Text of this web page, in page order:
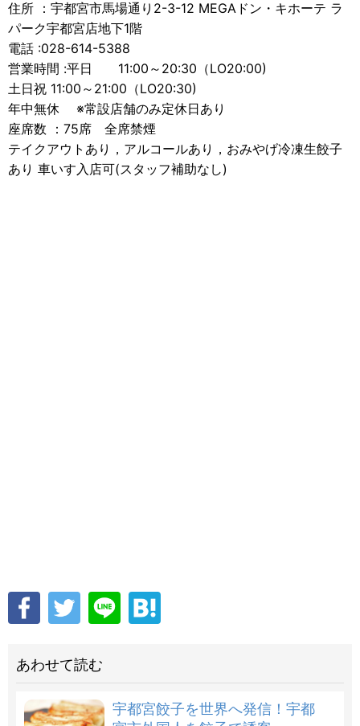
住所 ：宇都宮市馬場通り2-3-12 MEGAドン・キホーテ ラ
パーク宇都宮店地下1階
電話 :028-614-5388
営業時間 :平日 11:00～20:30（LO20:00)
土日祝 11:00～21:00（LO20:30)
年中無休 ※常設店舗のみ定休日あり
座席数 ：75席 全席禁煙
テイクアウトあり，アルコールあり，おみやげ冷凍生餃子
あり 車いす入店可(スタッフ補助なし)
あわせて読む
宇都宮餃子を世界へ発信！宇都